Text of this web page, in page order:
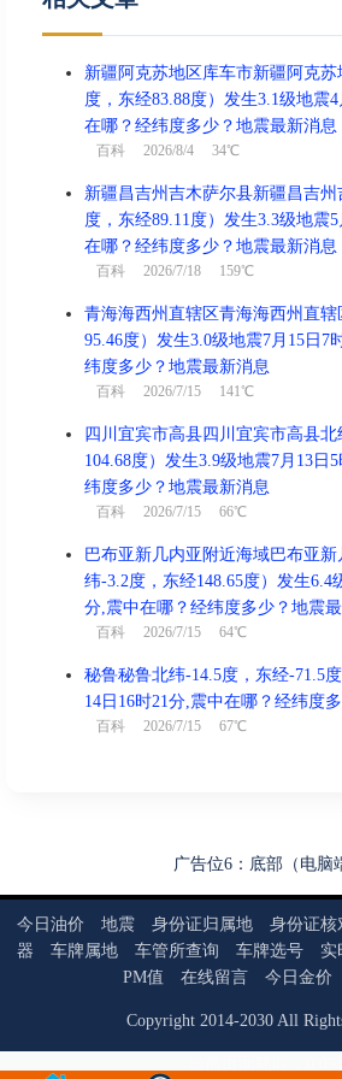
新疆阿克苏地区库车市新疆阿克苏
度，东经83.88度）发生3.1级地震
在哪？经纬度多少？地震最新消息
百科 2026/8/4 34℃
新疆昌吉州吉木萨尔县新疆昌吉州
度，东经89.11度）发生3.3级地震
在哪？经纬度多少？地震最新消息
百科 2026/7/18 159℃
青海海西州直辖区青海海西州直辖
95.46度）发生3.0级地震7月15日7
纬度多少？地震最新消息
百科 2026/7/15 141℃
四川宜宾市高县四川宜宾市高县北
104.68度）发生3.9级地震7月13日
纬度多少？地震最新消息
百科 2026/7/15 66℃
巴布亚新几内亚附近海域巴布亚
纬-3.2度，东经148.65度）发生6.4
分,震中在哪？经纬度多少？地震
百科 2026/7/15 64℃
秘鲁秘鲁北纬-14.5度，东经-71.5
14日16时21分,震中在哪？经纬度
百科 2026/7/15 67℃
广告位6：底部（电脑
今日油价 地震 身份证归属地 身份证核
器
车牌属地 车管所查询 车牌选号 实
PM值
在线留言 今日金价
Copyright 2014-2030 All